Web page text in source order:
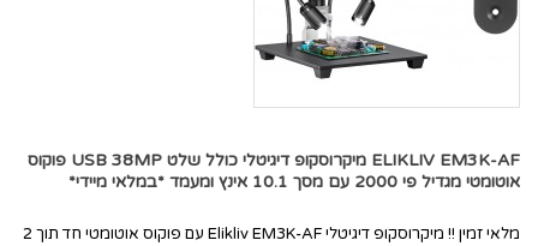
ELIKLIV EM3K-AF מיקרוסקופ דיגיטלי כולל שלט USB 38MP פוקוס
אוטומטי מגדיל פי 2000 עם מסך 10.1 אינץ ומעמד *במלאי מיידי*
מלאי זמין !! מיקרוסקופ דיגיטלי Elikliv EM3K-AF עם פוקוס אוטומטי חד תוך 2